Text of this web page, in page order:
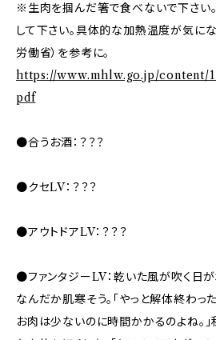
※生肉を掴んだ箸で食べないで下さい
して下さい。具体的な加熱温度が気に
労働省）を参考に。
https://www.mhlw.go.jp/content/
pdf
●合うお酒：？？？
●クセLV：？？？
●アウトドアLV：？？？
●ファンタジーLV：乾いた風が吹く日が
なんだか肌寒そう。「やっと解体終わっ
お肉は少ないのに時間かかるのよね。